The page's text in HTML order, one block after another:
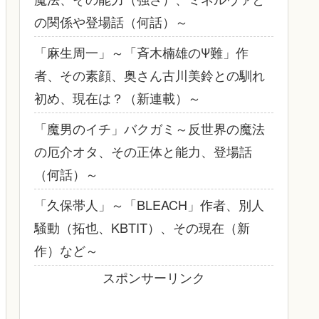
の関係や登場話（何話）～
「麻生周一」～「斉木楠雄のΨ難」作
者、その素顔、奥さん古川美鈴との馴れ
初め、現在は？（新連載）～
「魔男のイチ」バクガミ～反世界の魔法
の厄介オタ、その正体と能力、登場話
（何話）～
「久保帯人」～「BLEACH」作者、別人
騒動（拓也、KBTIT）、その現在（新
作）など～
スポンサーリンク